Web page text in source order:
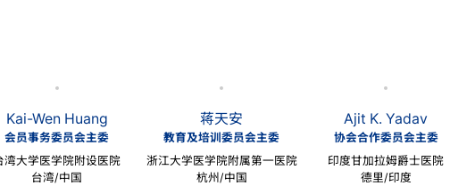
Kai-Wen Huang
会员事务委员会主委
湾大学医学院附设医院
台湾/中国
蒋天安
教育及培训委员会主委
浙江大学医学院附属第一医院
杭州/中国
Ajit K. Yadav
协会合作委员会主委
印度甘加拉姆爵士医院
德里/印度